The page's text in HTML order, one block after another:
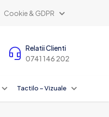
Cookie & GDPR
Relatii Clienti
0741 146 202
Tactilo – Vizuale